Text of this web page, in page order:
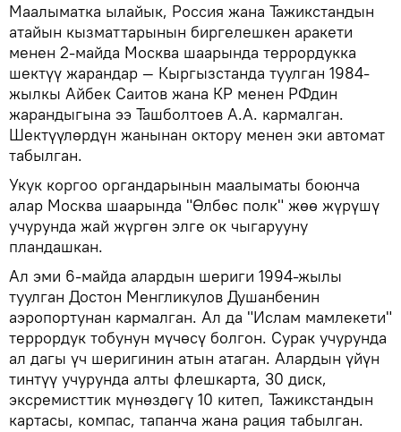
Маалыматка ылайык, Россия жана Тажикстандын
атайын кызматтарынын биргелешкен аракети
менен 2-майда Москва шаарында террордукка
шектүү жарандар — Кыргызстанда туулган 1984-
жылкы Айбек Саитов жана КР менен РФдин
жарандыгына ээ Ташболтоев А.А. кармалган.
Шектүүлөрдүн жанынан октору менен эки автомат
табылган.
Укук коргоо органдарынын маалыматы боюнча
алар Москва шаарында "Өлбөс полк" жөө жүрүшү
учурунда жай жүргөн элге ок чыгарууну
пландашкан.
Ал эми 6-майда алардын шериги 1994-жылы
туулган Достон Менгликулов Душанбенин
аэропортунан кармалган. Ал да "Ислам мамлекети"
террордук тобунун мүчөсү болгон. Сурак учурунда
ал дагы үч шеригинин атын атаган. Алардын үйүн
тинтүү учурунда алты флешкарта, 30 диск,
эксремисттик мүнөздөгү 10 китеп, Тажикстандын
картасы, компас, тапанча жана рация табылган.